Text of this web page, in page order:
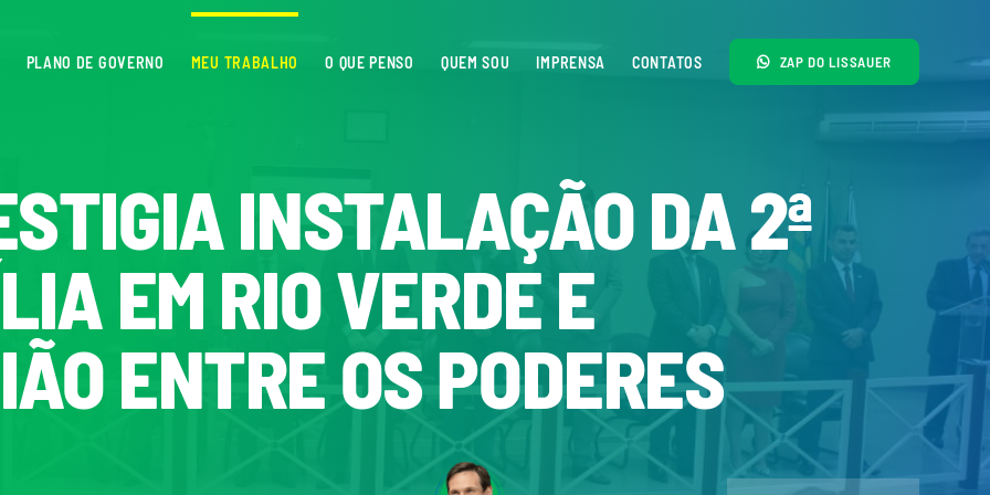
PLANO DE GOVERNO MEU TRABALHO O QUE PENSO QUEM SOU IMPRENSA CONTATOS ZAP DO LISSAUER
INSTALAÇÃO DA 2ª
EM RIO VERDE E
ENTRE OS PODERES